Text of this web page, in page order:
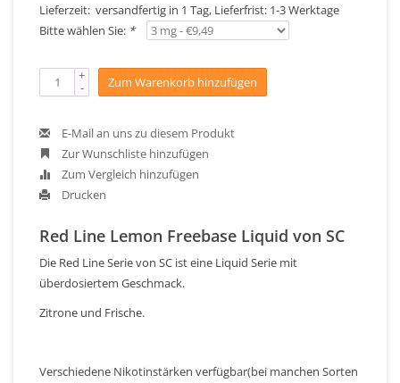
Lieferzeit: versandfertig in 1 Tag, Lieferfrist: 1-3 Werktage
Bitte wählen Sie: *
+
- Zum Warenkorb hinzufügen
E-Mail an uns zu diesem Produkt
Zur Wunschliste hinzufügen
Zum Vergleich hinzufügen
Drucken
Red Line Lemon Freebase Liquid von SC
Die Red Line Serie von SC ist eine Liquid Serie mit
überdosiertem Geschmack.
Zitrone und Frische.
Verschiedene Nikotinstärken verfügbar(bei manchen Sorten